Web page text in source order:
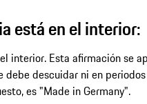
está en el interior:
interior. Esta afirmación se
debe descuidar ni en
es "Made in Germany".